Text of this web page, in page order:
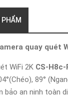
quay quét
WiFi 2K CS-H8c-
89°
bảo an ninh toàn